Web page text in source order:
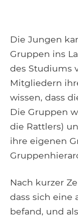
Die Jungen
Gruppen ins
des Studiums
Mitgliedern
wissen, dass
Die Gruppen
die Rattlers)
ihre eigenen
Nach kurzer
dass sich eine
befand, und